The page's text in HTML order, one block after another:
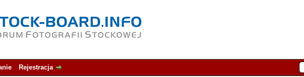
Rejestracja